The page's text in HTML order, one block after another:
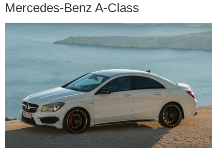
Mercedes-Benz A-Class